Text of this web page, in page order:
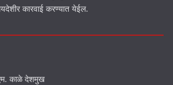
कारवाई करण्यात येईल.
काळे देशमुख